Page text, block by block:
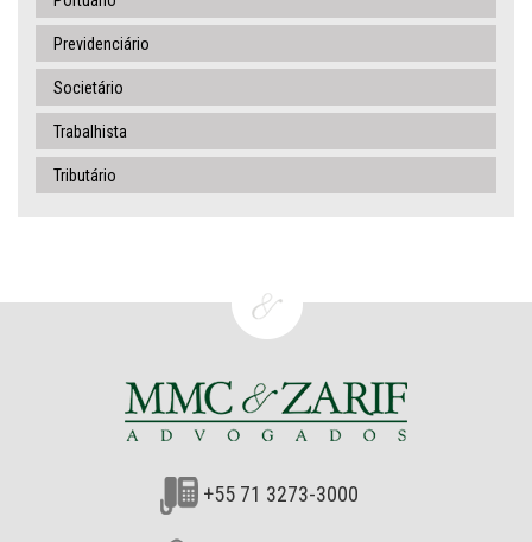
Previdenciário
Societário
Trabalhista
Tributário
+55 71 3273-3000